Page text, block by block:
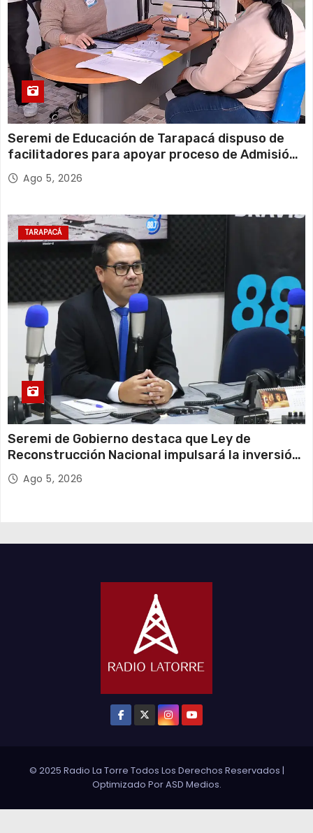
Seremi de Educación de Tarapacá dispuso de
facilitadores para apoyar proceso de Admisión
Escolar 2027
Ago 5, 2026
TARAPACÁ
Seremi de Gobierno destaca que Ley de
Reconstrucción Nacional impulsará la inversión
y el empleo en Tarapacá
Ago 5, 2026
© 2025 Radio La Torre Todos Los Derechos Reservados |
Optimizado PorASD Medios.